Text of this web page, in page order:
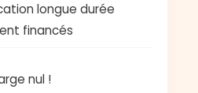
longue durée
financés
nul !